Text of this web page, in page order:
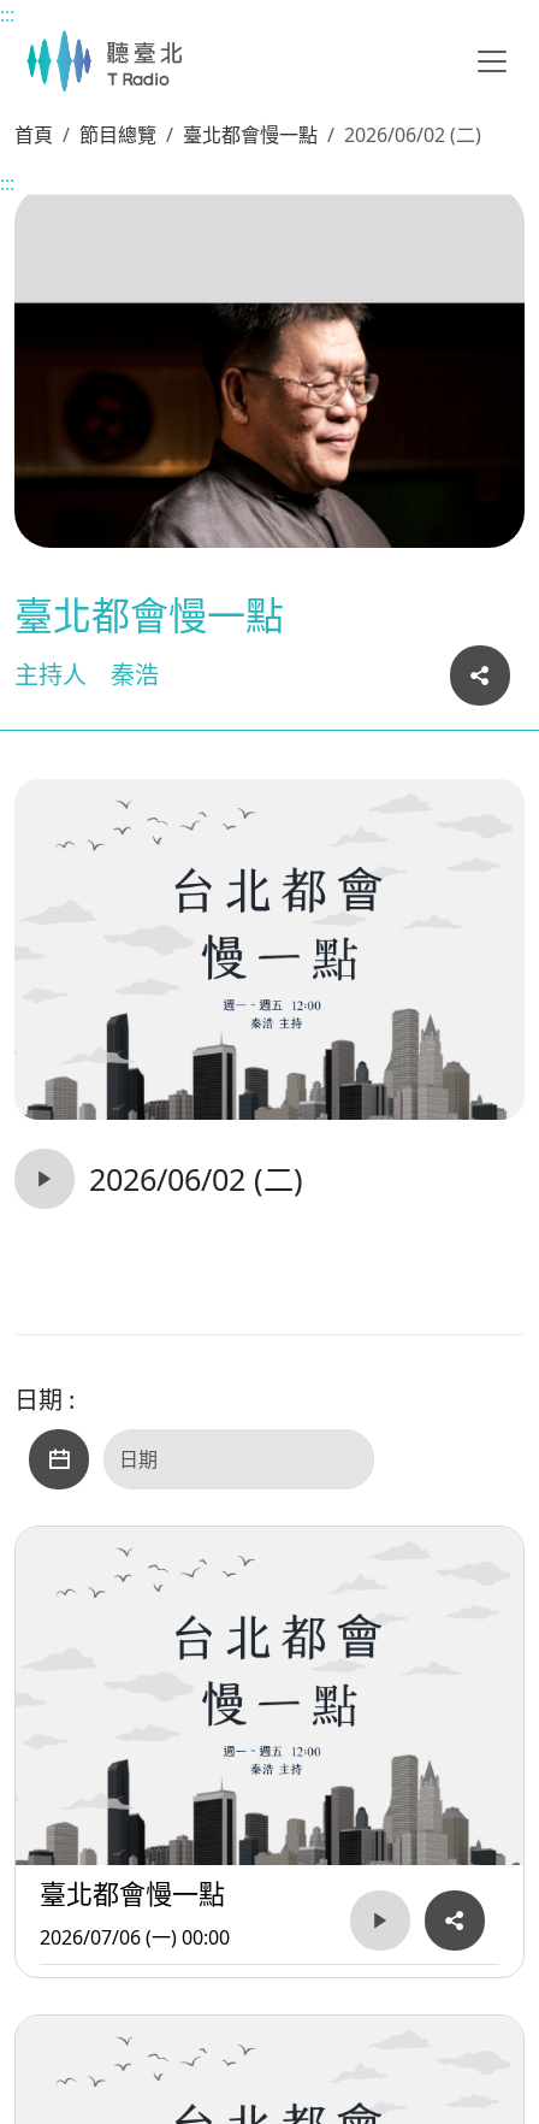
主要內容區塊
:::
首頁 節目總覽 臺北都會慢一點
2026/06/02 (二)
:::
臺北都會慢一點
主持人 秦浩
2026/06/02 (二)
日期 :
臺北都會慢一點
2026/07/06 (一) 00:00